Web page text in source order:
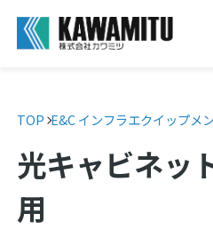
TOP E&C インフラエクイップメ
光キャビネ
用